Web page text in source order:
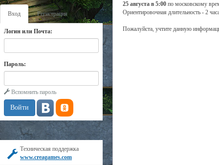
Вход Регистрация
Логин или Почта:
Пароль:
Вспомнить пароль
Техническая поддержка
www.creagames.com
25 августа в 5:00 по московскому
Ориентировочная длительность - 2
Пожалуйста, учтите данную